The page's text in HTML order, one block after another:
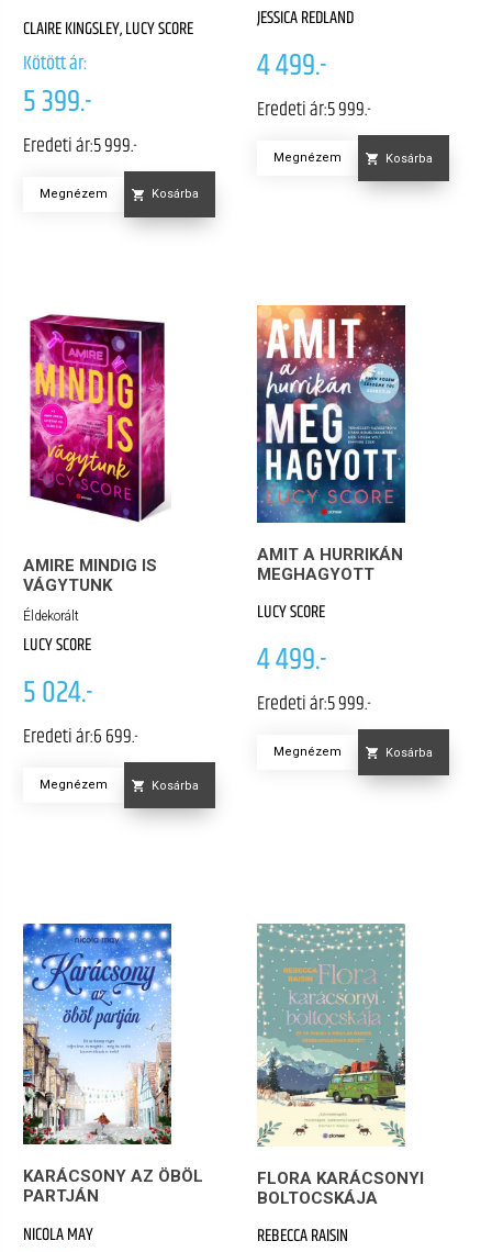
CLAIRE KINGSLEY, LUCY SCORE
Kötött ár:
5 399.-
Eredeti ár:5 999.-
Megnézem Kosárba
JESSICA REDLAND
4 499.-
Eredeti ár:5 999.-
Megnézem Kosárba
AMIRE MINDIG IS
VÁGYTUNK
Éldekorált
LUCY SCORE
5 024.-
Eredeti ár:6 699.-
Megnézem Kosárba
AMIT A HURRIKÁN
MEGHAGYOTT
LUCY SCORE
4 499.-
Eredeti ár:5 999.-
Megnézem Kosárba
KARÁCSONY AZ ÖBÖL
PARTJÁN
NICOLA MAY
FLORA KARÁCSONYI
BOLTOCSKÁJA
REBECCA RAISIN